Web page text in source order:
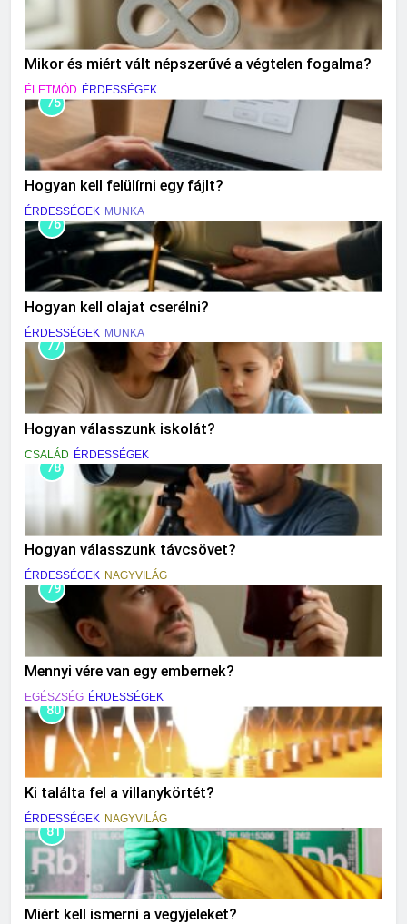
Mikor és miért vált népszerűvé a végtelen fogalma?
ÉLETMÓD ÉRDESSÉGEK
75
Hogyan kell felülírni egy fájlt?
ÉRDESSÉGEK MUNKA
76
Hogyan kell olajat cserélni?
ÉRDESSÉGEK MUNKA
77
Hogyan válasszunk iskolát?
CSALÁD ÉRDESSÉGEK
78
Hogyan válasszunk távcsövet?
ÉRDESSÉGEK NAGYVILÁG
79
Mennyi vére van egy embernek?
EGÉSZSÉG ÉRDESSÉGEK
80
Ki találta fel a villanykörtét?
ÉRDESSÉGEK NAGYVILÁG
81
Miért kell ismerni a vegyjeleket?